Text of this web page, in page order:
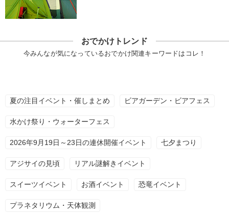
おでかけトレンド
今みんなが気になっているおでかけ関連キーワードはコレ！
夏の注目イベント・催しまとめ ビアガーデン・ビアフェス
水かけ祭り・ウォーターフェス
2026年9月19日～23日の連休開催イベント 七夕まつり
アジサイの見頃 リアル謎解きイベント
スイーツイベント お酒イベント 恐竜イベント
プラネタリウム・天体観測